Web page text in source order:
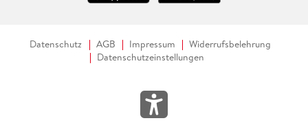
Datenschutz AGB Impressum
Widerrufsbelehrung
Datenschutzeinstellungen